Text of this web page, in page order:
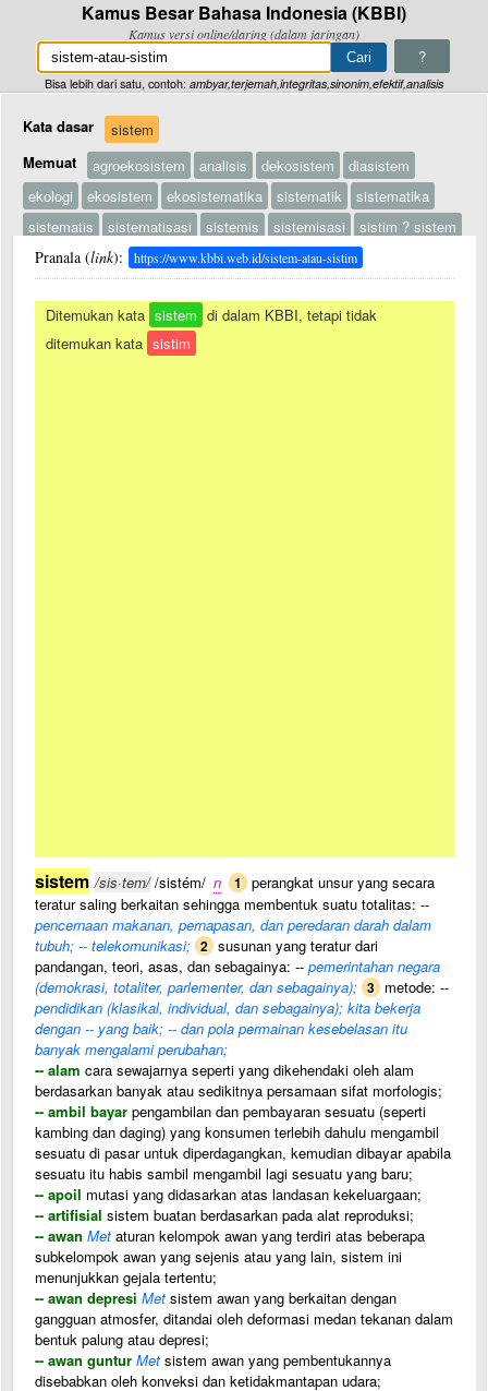
Kamus Besar Bahasa Indonesia (KBBI)
Kamus versi online/daring (dalam jaringan)
?
Bisa lebih dari satu, contoh: ambyar,terjemah,integritas,sinonim,efektif,analisis
Kata dasar
sistem
Memuat
agroekosistem analisis dekosistem
diasistem
ekologi
ekosistem ekosistematika sistematik
sistematika
sistematis
sistematisasi sistemis sistemisasi
sistim ? sistem
Pranala (link): https://www.kbbi.web.id/sistem-atau-sistim
Ditemukan kata sistem di dalam KBBI, tetapi tidak
ditemukan kata sistim
sistem /sis·tem//sistém/ n 1 perangkat unsur yang secara
teratur saling berkaitan sehingga membentuk suatu totalitas: --
pencernaan makanan, pernapasan, dan peredaran darah dalam
tubuh; -- telekomunikasi; 2 susunan yang teratur dari
pandangan, teori, asas, dan sebagainya: -- pemerintahan negara
(demokrasi, totaliter, parlementer, dan sebagainya); 3 metode: --
pendidikan (klasikal, individual, dan sebagainya); kita bekerja
dengan -- yang baik; -- dan pola permainan kesebelasan itu
banyak mengalami perubahan;
-- alam cara sewajarnya seperti yang dikehendaki oleh alam
berdasarkan banyak atau sedikitnya persamaan sifat morfologis;
-- ambil bayar pengambilan dan pembayaran sesuatu (seperti
kambing dan daging) yang konsumen terlebih dahulu mengambil
sesuatu di pasar untuk diperdagangkan, kemudian dibayar apabila
sesuatu itu habis sambil mengambil lagi sesuatu yang baru;
-- apoil mutasi yang didasarkan atas landasan kekeluargaan;
-- artifisial sistem buatan berdasarkan pada alat reproduksi;
-- awan Met aturan kelompok awan yang terdiri atas beberapa
subkelompok awan yang sejenis atau yang lain, sistem ini
menunjukkan gejala tertentu;
-- awan depresi Met sistem awan yang berkaitan dengan
gangguan atmosfer, ditandai oleh deformasi medan tekanan dalam
bentuk palung atau depresi;
-- awan guntur Met sistem awan yang pembentukannya
disebabkan oleh konveksi dan ketidakmantapan udara;